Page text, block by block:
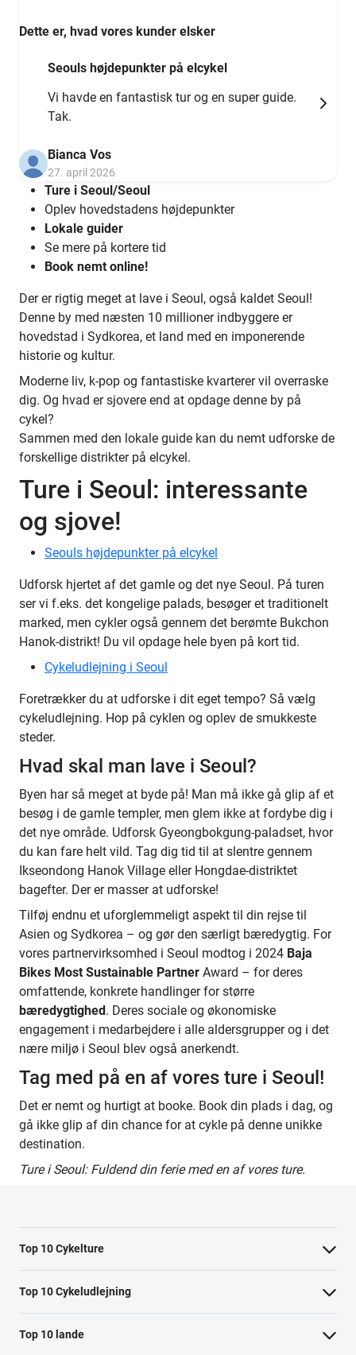
Dette er, hvad vores kunder elsker
Seouls højdepunkter på elcykel
Vi havde en fantastisk tur og en super guide.
Tak.
Bianca Vos
27. april 2026
Ture i Seoul/Seoul
Oplev hovedstadens højdepunkter
Lokale guider
Se mere på kortere tid
Book nemt online!
Der er rigtig meget at lave i Seoul, også kaldet Seoul!
Denne by med næsten 10 millioner indbyggere er
hovedstad i Sydkorea, et land med en imponerende
historie og kultur.
Moderne liv, k-pop og fantastiske kvarterer vil overraske
dig. Og hvad er sjovere end at opdage denne by på
cykel?
Sammen med den lokale guide kan du nemt udforske de
forskellige distrikter på elcykel.
Ture i Seoul: interessante
og sjove!
Seouls højdepunkter på elcykel
Udforsk hjertet af det gamle og det nye Seoul. På turen
ser vi f.eks. det kongelige palads, besøger et traditionelt
marked, men cykler også gennem det berømte Bukchon
Hanok-distrikt! Du vil opdage hele byen på kort tid.
Cykeludlejning i Seoul
Foretrækker du at udforske i dit eget tempo? Så vælg
cykeludlejning. Hop på cyklen og oplev de smukkeste
steder.
Hvad skal man lave i Seoul?
Byen har så meget at byde på! Man må ikke gå glip af et
besøg i de gamle templer, men glem ikke at fordybe dig i
det nye område. Udforsk Gyeongbokgung-paladset, hvor
du kan fare helt vild. Tag dig tid til at slentre gennem
Ikseondong Hanok Village eller Hongdae-distriktet
bagefter. Der er masser at udforske!
Tilføj endnu et uforglemmeligt aspekt til din rejse til
Asien og Sydkorea – og gør den særligt bæredygtig. For
vores partnervirksomhed i Seoul modtog i 2024 Baja
Bikes Most Sustainable Partner Award – for deres
omfattende, konkrete handlinger for større
bæredygtighed. Deres sociale og økonomiske
engagement i medarbejdere i alle aldersgrupper og i det
nære miljø i Seoul blev også anerkendt.
Tag med på en af vores ture i Seoul!
Det er nemt og hurtigt at booke. Book din plads i dag, og
gå ikke glip af din chance for at cykle på denne unikke
destination.
Ture i Seoul: Fuldend din ferie med en af vores ture.
Top 10 Cykelture
Cykeltur i Barcelona: højdepunkterne
Cykeltur i Berlin: højdepunkterne
Tur til Paris: højdepunkter
Top 10 Cykeludlejning
Barcelona Cykeludlejning
Top 10 lande